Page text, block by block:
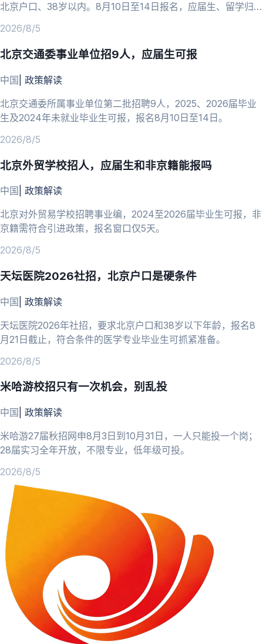
北京户口、38岁以内。8月10日至14日报名，应届生、留学归国
2026/8/5
北京交通委事业单位招9人，应届生可报
中国 政策解读
北京交通委所属事业单位第二批招聘9人，2025、2026届毕业
生及2024年未就业毕业生可报，报名8月10日至14日。
2026/8/5
北京外贸学校招人，应届生和非京籍能报吗
中国 政策解读
北京对外贸易学校招聘事业编，2024至2026届毕业生可报，非
京籍需符合引进政策，报名窗口仅5天。
2026/8/5
天坛医院2026社招，北京户口是硬条件
中国 政策解读
天坛医院2026年社招，要求北京户口和38岁以下年龄，报名8
月21日截止，符合条件的医学专业毕业生可抓紧准备。
2026/8/5
米哈游校招只有一次机会，别乱投
中国 政策解读
米哈游27届秋招网申8月3日到10月31日，一人只能投一个岗；
28届实习全年开放，不限专业，低年级可投。
2026/8/5